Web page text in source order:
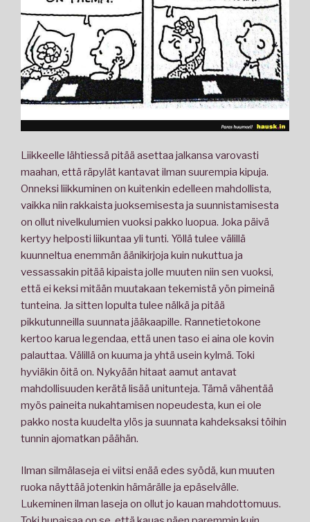
Liikkeelle lähtiessä pitää asettaa jalkansa varovasti
maahan, että räpylät kantavat ilman suurempia kipuja.
Onneksi liikkuminen on kuitenkin edelleen mahdollista,
vaikka niin rakkaista juoksemisesta ja suunnistamisesta
on ollut nivelkulumien vuoksi pakko luopua. Joka päivä
kertyy helposti liikuntaa yli tunti. Yöllä tulee välillä
kuunneltua enemmän äänikirjoja kuin nukuttua ja
vessassakin pitää kipaista jolle muuten niin sen vuoksi,
että ei keksi mitään muutakaan tekemistä yön pimeinä
tunteina. Ja sitten lopulta tulee nälkä ja pitää
pikkutunneilla suunnata jääkaapille. Rannetietokone
kertoo karua legendaa, että unen taso ei aina ole kovin
palauttaa. Välillä on kuuma ja yhtä usein kylmä. Toki
hyviäkin öitä on. Nykyään hitaat aamut antavat
mahdollisuuden kerätä lisää unitunteja. Tämä vähentää
myös paineita nukahtamisen nopeudesta, kun ei ole
pakko nosta kuudelta ylös ja suunnata kahdeksaksi töihin
tunnin ajomatkan päähän.
Ilman silmälaseja ei viitsi enää edes syödä, kun muuten
ruoka näyttää jotenkin hämärälle ja epäselvälle.
Lukeminen ilman laseja on ollut jo kauan mahdottomuus.